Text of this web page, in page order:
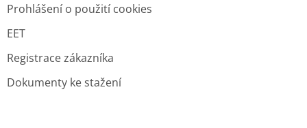
Prohlášení o použití cookies
EET
Registrace zákazníka
Dokumenty ke stažení